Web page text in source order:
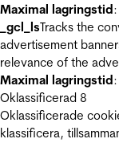
Maximal lagringstid
_gcl_lsTracks the
advertisement
relevance of the
Maximal lagringstid
Oklassificerad 8
Oklassificerade
klassificera,